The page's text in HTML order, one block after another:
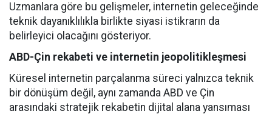
Uzmanlara göre bu gelişmeler, internetin geleceğinde
teknik dayanıklılıkla birlikte siyasi istikrarın da
belirleyici olacağını gösteriyor.
ABD-Çin rekabeti ve internetin jeopolitikleşmesi
Küresel internetin parçalanma süreci yalnızca teknik
bir dönüşüm değil, aynı zamanda ABD ve Çin
arasındaki stratejik rekabetin dijital alana yansıması